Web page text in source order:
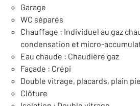
Garage
WC séparés
Chauffage : Individuel au gaz
condensation et micro-
Eau chaude : Chaudière gaz
Façade : Crépi
Double vitrage, placards, plain
Clôture